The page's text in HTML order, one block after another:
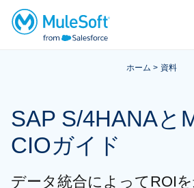
ホーム 資料
SAP S/4HANAと
CIOガイド
データ統合によってROI